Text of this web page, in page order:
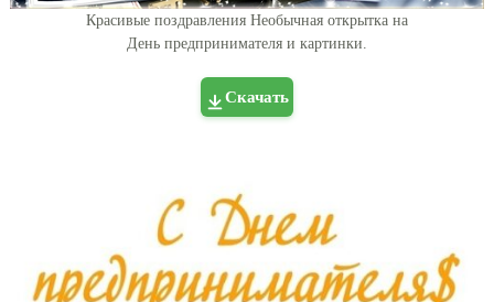
Красивые поздравления Необычная открытка на
День предпринимателя и картинки.
Скачать